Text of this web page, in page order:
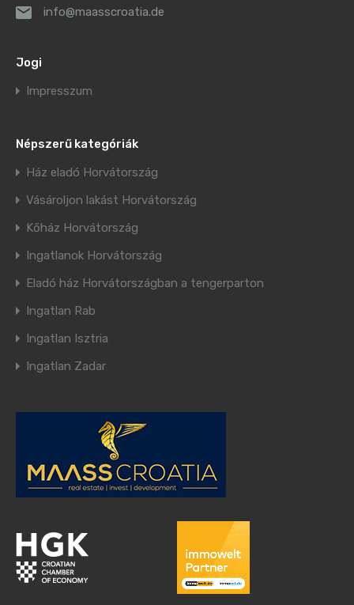
info@maasscroatia.de
Jogi
Impresszum
Népszerű kategóriák
Ház eladó Horvátország
Vásároljon lakást Horvátország
Kőház Horvátország
Ingatlanok Horvátország
Eladó ház Horvátországban a tengerparton
Ingatlan Rab
Ingatlan Isztria
Ingatlan Zadar